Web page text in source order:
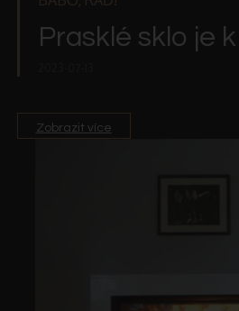
Prasklé sklo je
Zobrazit více